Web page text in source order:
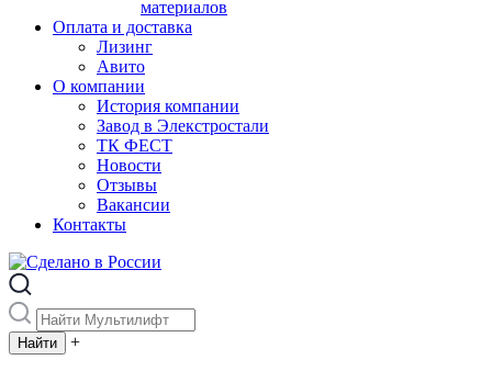
материалов
Оплата и доставка
Лизинг
Авито
О компании
История компании
Завод в Элекстростали
ТК ФЕСТ
Новости
Отзывы
Вакансии
Контакты
+